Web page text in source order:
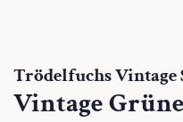
Trödelfuchs Vintage
Vintage